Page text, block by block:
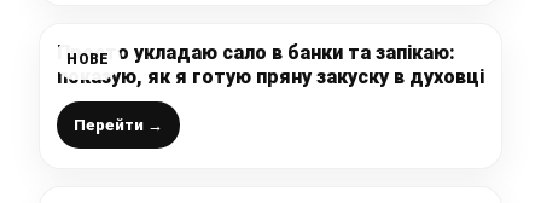
НОВЕ
Просто укладаю сало в банки та запікаю:
показую, як я готую пряну закуску в духовці
Перейти →